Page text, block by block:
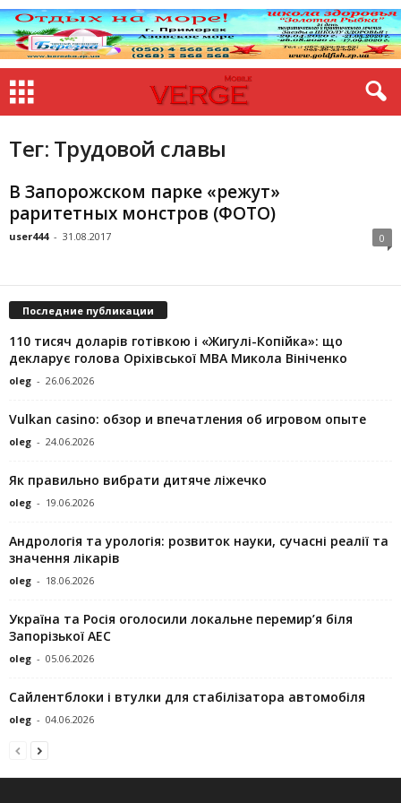
Тег: Трудовой славы
В Запорожском парке «режут»
раритетных монстров (ФОТО)
user444 - 31.08.2017 0
Последние публикации
110 тисяч доларів готівкою і «Жигулі-Копійка»: що
декларує голова Оріхівської МВА Микола Вініченко
oleg - 26.06.2026
Vulkan casino: обзор и впечатления об игровом опыте
oleg - 24.06.2026
Як правильно вибрати дитяче ліжечко
oleg - 19.06.2026
Андрологія та урологія: розвиток науки, сучасні реалії та
значення лікарів
oleg - 18.06.2026
Україна та Росія оголосили локальне перемир’я біля
Запорізької АЕС
oleg - 05.06.2026
Сайлентблоки і втулки для стабілізатора автомобіля
oleg - 04.06.2026